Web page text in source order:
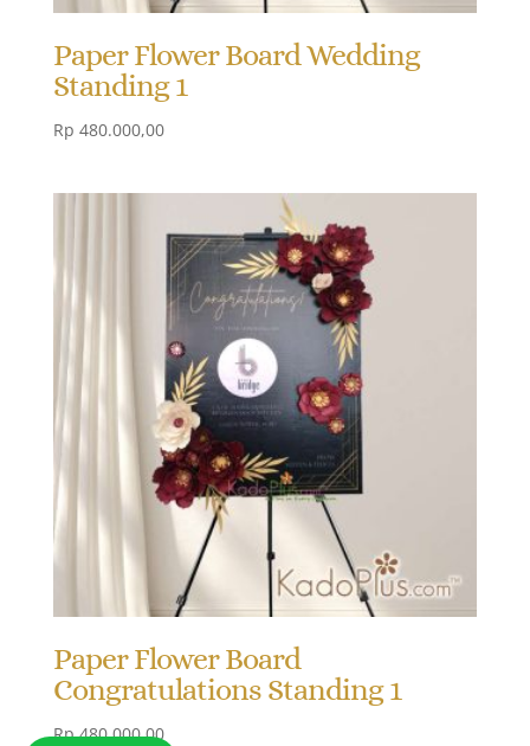
Paper Flower Board Wedding
Standing 1
Rp 480.000,00
Paper Flower Board
Congratulations Standing 1
Rp480.000,00